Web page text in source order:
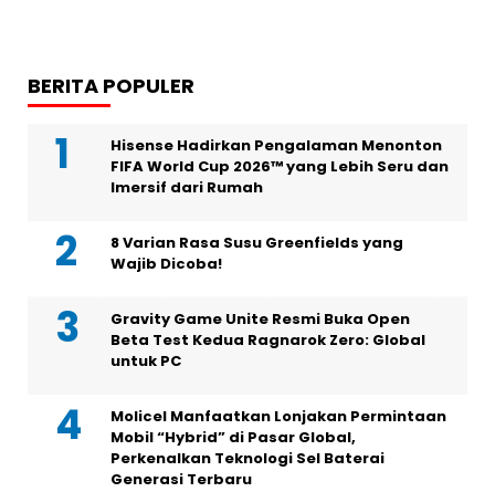
BERITA POPULER
Hisense Hadirkan Pengalaman Menonton
FIFA World Cup 2026™ yang Lebih Seru dan
Imersif dari Rumah
8 Varian Rasa Susu Greenfields yang
Wajib Dicoba!
Gravity Game Unite Resmi Buka Open
Beta Test Kedua Ragnarok Zero: Global
untuk PC
Molicel Manfaatkan Lonjakan Permintaan
Mobil “Hybrid” di Pasar Global,
Perkenalkan Teknologi Sel Baterai
Generasi Terbaru